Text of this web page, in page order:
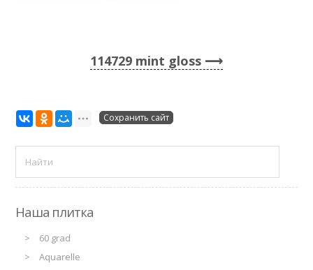
114729 mint gloss
Сохранить сайт
Наша плитка
60 grad
Aquarelle